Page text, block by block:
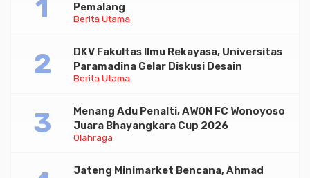
Berita Utama
Pemalang
Berita Utama
DKV Fakultas Ilmu Rekayasa, Universitas
Paramadina Gelar Diskusi Desain
Olahraga
Menang Adu Penalti, AWON FC Wonoyoso
Juara Bhayangkara Cup 2026
Jateng Minimarket Bencana, Ahmad